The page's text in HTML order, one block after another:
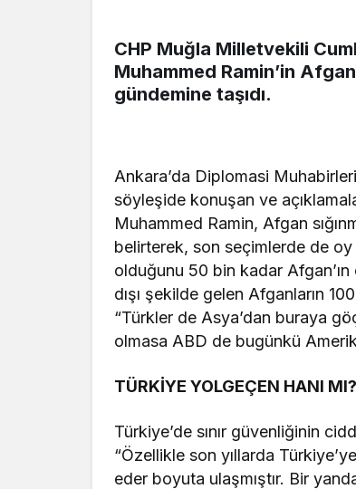
CHP Muğla Milletvekili
Muhammed Ramin’in Afgan
gündemine taşıdı.
Ankara’da Diplomasi
söyleşide konuşan ve
Muhammed Ramin, Afgan
belirterek, son seçimlerde de oy
olduğunu 50 bin kadar
dışı şekilde gelen Afganların
“Türkler de Asya’dan buraya
olmasa ABD de bugünkü
TÜRKİYE YOLGEÇEN HANI MI?
Türkiye’de sınır güvenliğinin
“Özellikle son yıllarda
eder boyuta ulaşmıştır. Bir